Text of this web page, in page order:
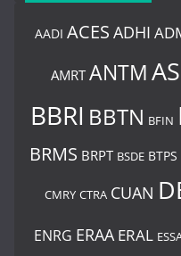
AADI ACES ADHI
AMRT ANTM
BBRI BBTN BFIN
BRMS BRPT BSDE BTPS
CMRY CTRA CUAN
ENRG ERAA ERAL